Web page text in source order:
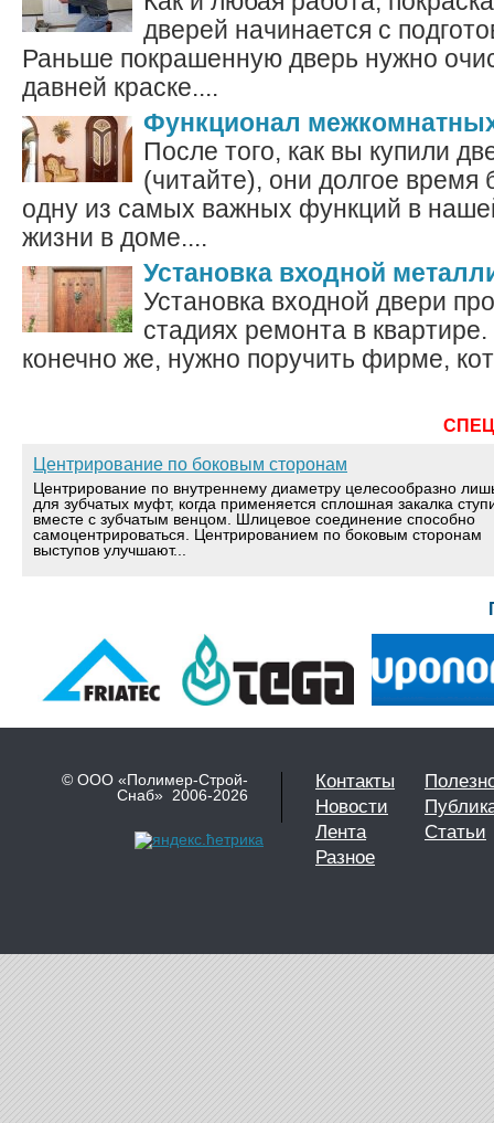
дверей начинается с
Раньше покрашенную дверь нужно
давней краске....
Функционал
После того, как вы купили
(читайте), они долгое время
одну из самых важных функций в
жизни в доме....
Установка входной
Установка входной двери
стадиях ремонта в
конечно же, нужно поручить фирме,
Центрирование по боковым сторонам
Центрирование по внутреннему диаметру целесообразно
для зубчатых муфт, когда применяется сплошная закалка
вместе с зубчатым венцом. Шлицевое соединение способно
самоцентрироваться. Центрированием по боковым сторонам
выступов улучшают...
© ООО «Полимер-Строй-
Снаб» 2006-2026
Контакты
Новости
Лента
Статьи
Разное